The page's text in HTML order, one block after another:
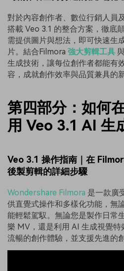
對於內容創作者、數位行銷人員
搭載 Veo 3.1 的整合方案，徹底
需提供圖片與想法，即可快速生
片。結合Filmora 強大剪輯工具
生成技術，讓每位創作者都能有
容，成就創作效率與品質兼具的
第四部分：如何
用 Veo 3.1 AI 生
Veo 3.1 操作指南｜在
後製剪輯的詳細步驟
Wondershare Filmora 是一款廣
供直覺式操作和多樣化功能，無
能輕鬆駕馭。無論您是製作日常
樂 MV，還是利用 AI 生成視覺
流暢的創作體驗，並支援先進的